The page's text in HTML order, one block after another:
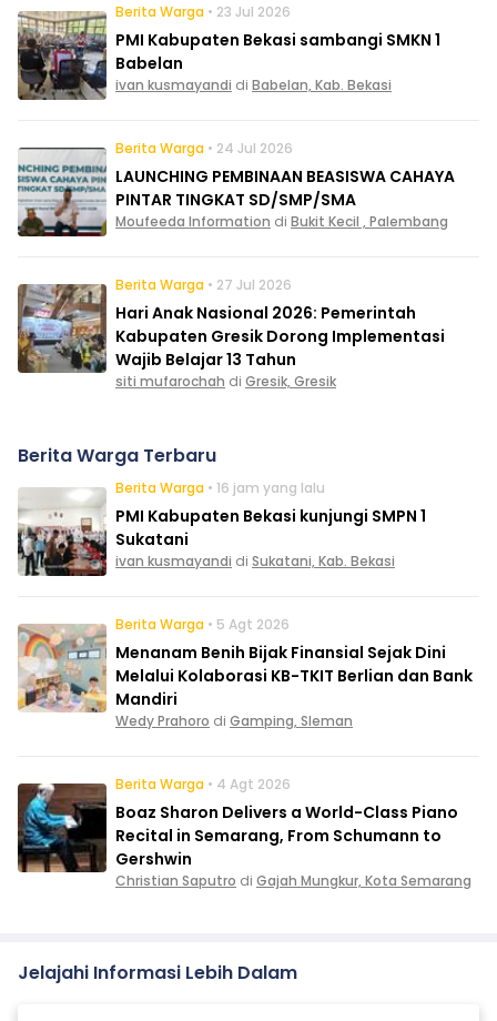
Berita Warga • 23 Jul 2026
PMI Kabupaten Bekasi sambangi SMKN 1
Babelan
ivan kusmayandi di Babelan, Kab. Bekasi
Berita Warga • 24 Jul 2026
LAUNCHING PEMBINAAN BEASISWA CAHAYA
PINTAR TINGKAT SD/SMP/SMA
Moufeeda Information di Bukit Kecil , Palembang
Berita Warga • 27 Jul 2026
Hari Anak Nasional 2026: Pemerintah
Kabupaten Gresik Dorong Implementasi
Wajib Belajar 13 Tahun
siti mufarochah di Gresik, Gresik
Berita Warga Terbaru
Berita Warga • 16 jam yang lalu
PMI Kabupaten Bekasi kunjungi SMPN 1
Sukatani
ivan kusmayandi di Sukatani, Kab. Bekasi
Berita Warga • 5 Agt 2026
Menanam Benih Bijak Finansial Sejak Dini
Melalui Kolaborasi KB-TKIT Berlian dan Bank
Mandiri
Wedy Prahoro di Gamping, Sleman
Berita Warga • 4 Agt 2026
Boaz Sharon Delivers a World-Class Piano
Recital in Semarang, From Schumann to
Gershwin
Christian Saputro di Gajah Mungkur, Kota Semarang
Jelajahi Informasi Lebih Dalam